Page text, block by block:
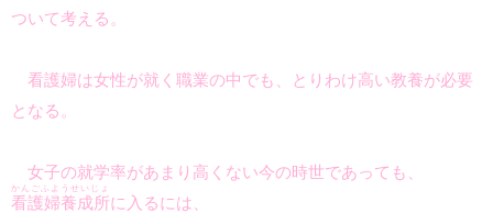
ついて考える。
看護婦は女性が就く職業の中でも、とりわけ高い教養が必要
となる。
女子の就学率があまり高くない今の時世であっても、
看護婦養成所
かんごふようせいじょ
に入るには、